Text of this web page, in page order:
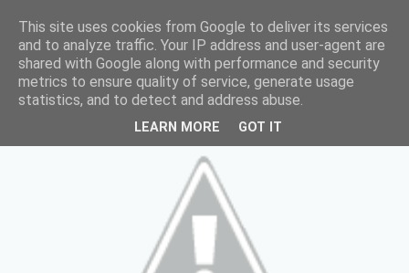
This site uses cookies from Google to deliver its services
and to analyze traffic. Your IP address and user-agent are
shared with Google along with performance and security
metrics to ensure quality of service, generate usage
statistics, and to detect and address abuse.
LEARN MORE GOT IT